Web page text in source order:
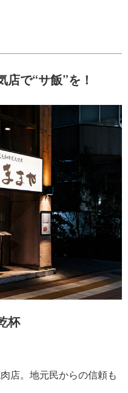
で“サ飯”を！
杯
店。地元民からの信頼も